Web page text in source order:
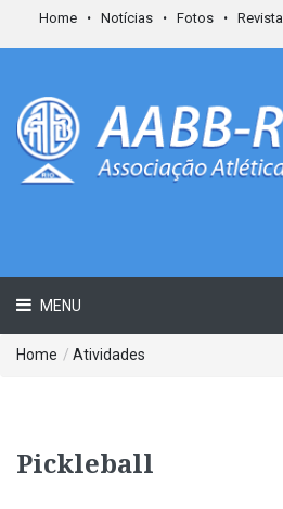
Home Notícias Fotos Revista
MENU
Home / Atividades
Pickleball